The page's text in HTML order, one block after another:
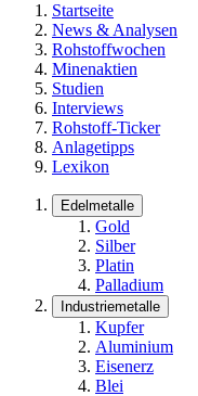
Startseite
News & Analysen
Rohstoffwochen
Minenaktien
Studien
Interviews
Rohstoff-Ticker
Anlagetipps
Lexikon
Edelmetalle
Gold
Silber
Platin
Palladium
Industriemetalle
Kupfer
Aluminium
Eisenerz
Blei